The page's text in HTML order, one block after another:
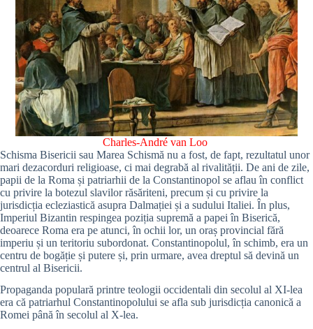
Charles-André van Loo
Schisma Bisericii sau Marea Schismă nu a fost, de fapt, rezultatul unor
mari dezacorduri religioase, ci mai degrabă al rivalității. De ani de zile,
papii de la Roma și patriarhii de la Constantinopol se aflau în conflict
cu privire la botezul slavilor răsăriteni, precum și cu privire la
jurisdicția ecleziastică asupra Dalmației și a sudului Italiei. În plus,
Imperiul Bizantin respingea poziția supremă a papei în Biserică,
deoarece Roma era pe atunci, în ochii lor, un oraș provincial fără
imperiu și un teritoriu subordonat. Constantinopolul, în schimb, era un
centru de bogăție și putere și, prin urmare, avea dreptul să devină un
centrul al Bisericii.
Propaganda populară printre teologii occidentali din secolul al XI-lea
era că patriarhul Constantinopolului se afla sub jurisdicția canonică a
Romei până în secolul al X-lea.